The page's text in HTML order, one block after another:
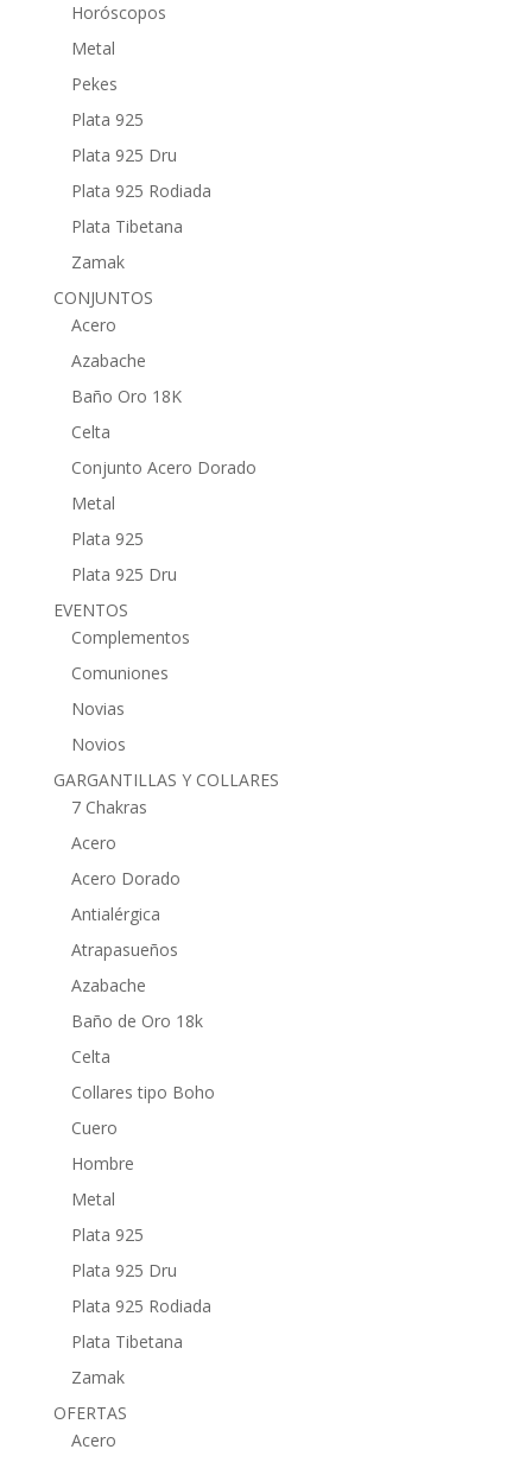
Horóscopos
Metal
Pekes
Plata 925
Plata 925 Dru
Plata 925 Rodiada
Plata Tibetana
Zamak
CONJUNTOS
Acero
Azabache
Baño Oro 18K
Celta
Conjunto Acero Dorado
Metal
Plata 925
Plata 925 Dru
EVENTOS
Complementos
Comuniones
Novias
Novios
GARGANTILLAS Y COLLARES
7 Chakras
Acero
Acero Dorado
Antialérgica
Atrapasueños
Azabache
Baño de Oro 18k
Celta
Collares tipo Boho
Cuero
Hombre
Metal
Plata 925
Plata 925 Dru
Plata 925 Rodiada
Plata Tibetana
Zamak
OFERTAS
Acero